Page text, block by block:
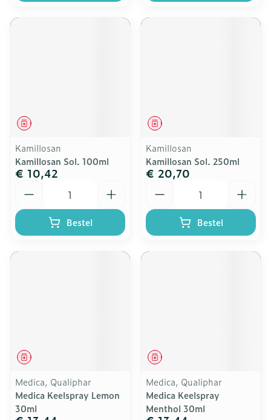
Geneesmiddel
Kamillosan
Kamillosan Sol. 100ml
€ 10,42
Bestel
Geneesmiddel
Kamillosan
Kamillosan Sol. 250ml
€ 20,70
Bestel
Geneesmiddel
Medica, Qualiphar
Medica Keelspray Lemon
30ml
Geneesmiddel
Medica, Qualiphar
Medica Keelspray
Menthol 30ml